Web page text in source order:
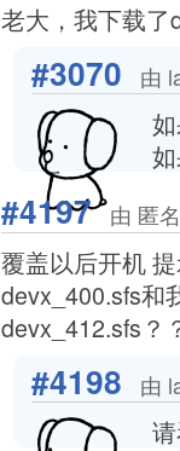
老大，我下载了
#3070 由
#4197 由 匿
覆盖以后开机
devx_400.sfs和
devx_412.sfs？
#4198 由